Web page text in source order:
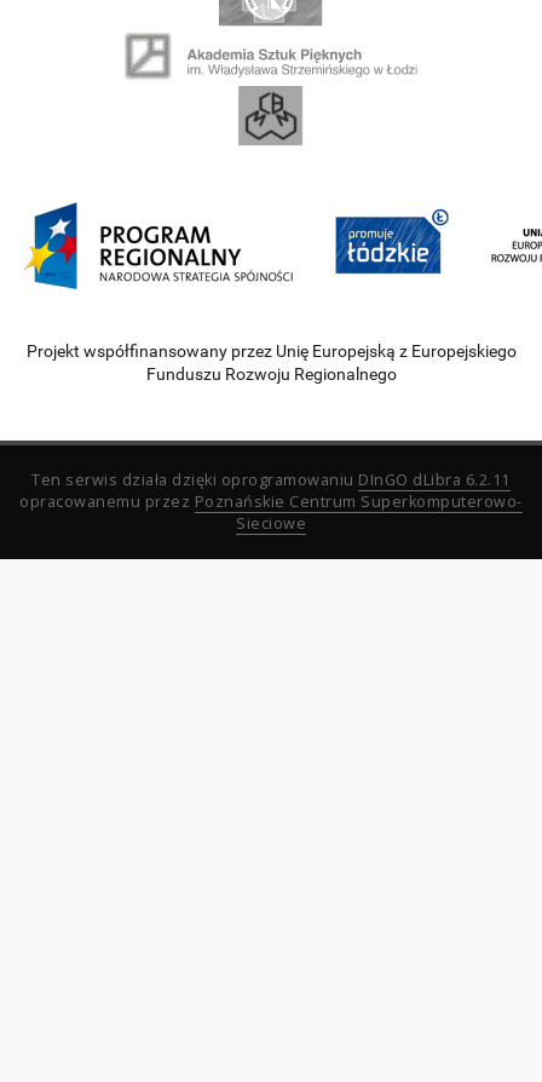
Projekt współfinansowany przez Unię Europejską z Europejskiego
Funduszu Rozwoju Regionalnego
Ten serwis działa dzięki oprogramowaniu DInGO dLibra 6.2.11
opracowanemu przez Poznańskie Centrum Superkomputerowo-
Sieciowe